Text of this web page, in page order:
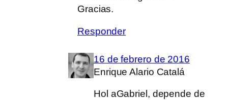
Gracias.
Responder
16 de febrero de 2016
Enrique Alario Catalá
Hol aGabriel, depende de